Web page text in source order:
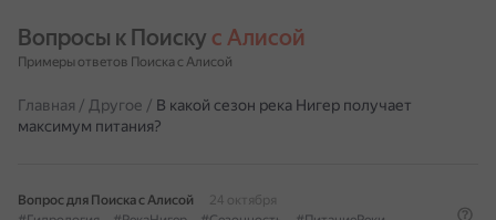
Вопросы к Поиску с Алисой
Примеры ответов Поиска с Алисой
Главная / Другое / В какой сезон река Нигер получает
максимум питания?
Вопрос для Поиска с Алисой
24 октября